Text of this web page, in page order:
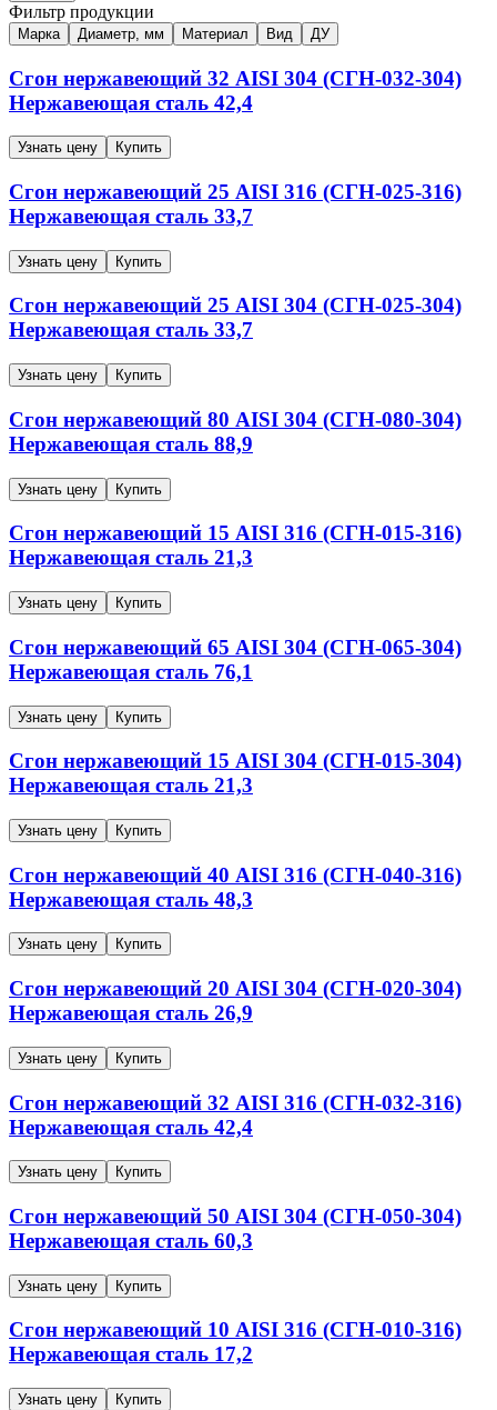
Фильтр продукции
Марка Диаметр, мм Материал Вид ДУ
Сгон нержавеющий 32 AISI 304 (СГН-032-304)
Нержавеющая сталь 42,4
Узнать цену Купить
Сгон нержавеющий 25 AISI 316 (СГН-025-316)
Нержавеющая сталь 33,7
Узнать цену Купить
Сгон нержавеющий 25 AISI 304 (СГН-025-304)
Нержавеющая сталь 33,7
Узнать цену Купить
Сгон нержавеющий 80 AISI 304 (СГН-080-304)
Нержавеющая сталь 88,9
Узнать цену Купить
Сгон нержавеющий 15 AISI 316 (СГН-015-316)
Нержавеющая сталь 21,3
Узнать цену Купить
Сгон нержавеющий 65 AISI 304 (СГН-065-304)
Нержавеющая сталь 76,1
Узнать цену Купить
Сгон нержавеющий 15 AISI 304 (СГН-015-304)
Нержавеющая сталь 21,3
Узнать цену Купить
Сгон нержавеющий 40 AISI 316 (СГН-040-316)
Нержавеющая сталь 48,3
Узнать цену Купить
Сгон нержавеющий 20 AISI 304 (СГН-020-304)
Нержавеющая сталь 26,9
Узнать цену Купить
Сгон нержавеющий 32 AISI 316 (СГН-032-316)
Нержавеющая сталь 42,4
Узнать цену Купить
Сгон нержавеющий 50 AISI 304 (СГН-050-304)
Нержавеющая сталь 60,3
Узнать цену Купить
Сгон нержавеющий 10 AISI 316 (СГН-010-316)
Нержавеющая сталь 17,2
Узнать цену Купить